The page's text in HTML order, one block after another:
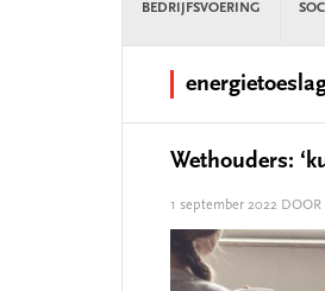
BEDRIJFSVOERING
Wethouders:
1 september 2022 DOOR